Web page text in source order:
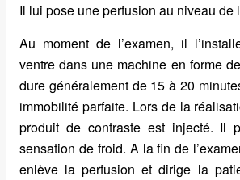
Il lui pose une perfusion au niveau de
Au moment de l’examen, il
ventre dans une machine en forme
dure généralement de 15 à 20
immobilité parfaite. Lors de la
produit de contraste est injecté. Il
sensation de froid. A la fin de
enlève la perfusion et dirige la